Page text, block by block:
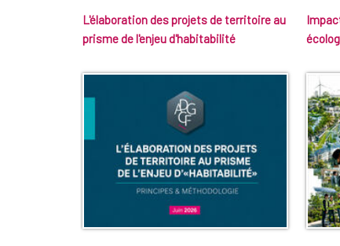
L'élaboration des projets de territoire au
prisme de l'enjeu d'habitabilité